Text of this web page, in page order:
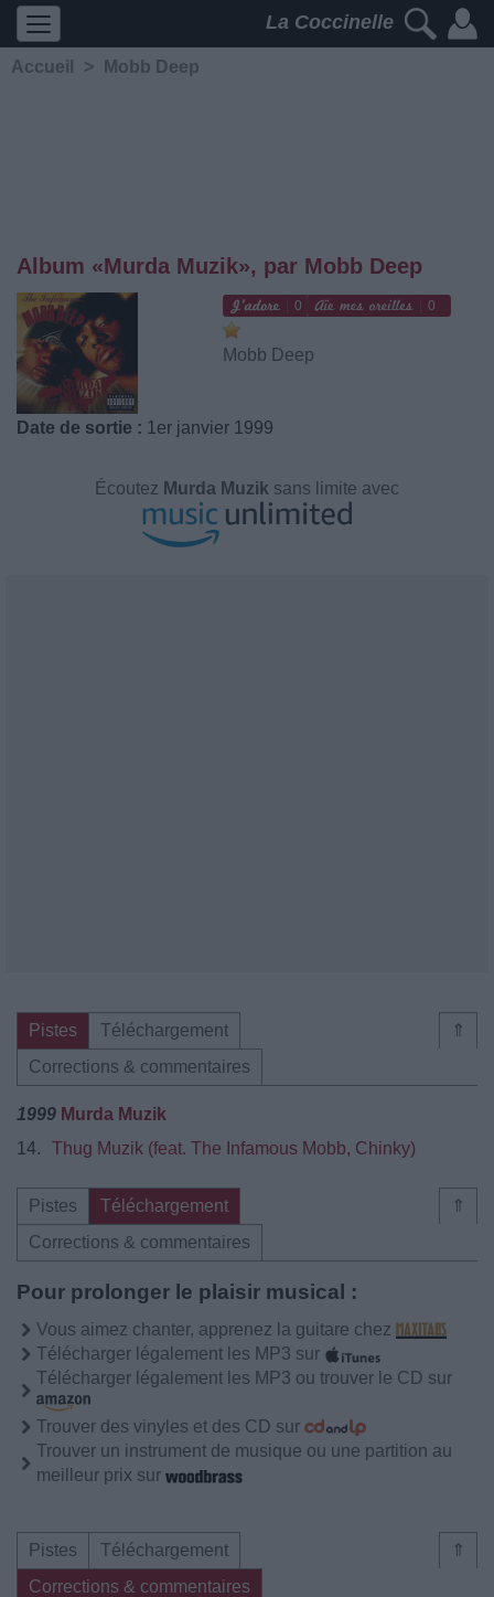
La Coccinelle
Accueil > Mobb Deep
Album «Murda Muzik», par Mobb Deep
0 0
Mobb Deep
Date de sortie : 1er janvier 1999
Écoutez Murda Muzik sans limite avec
⇑
Pistes
Téléchargement
Corrections & commentaires
1999 Murda Muzik
14.
Thug Muzik (feat. The Infamous Mobb, Chinky)
⇑
Pistes
Téléchargement
Corrections & commentaires
Pour prolonger le plaisir musical :
Vous aimez chanter, apprenez la guitare chez
Télécharger légalement les MP3 sur
Télécharger légalement les MP3 ou trouver le CD sur
Trouver des vinyles et des CD sur
Trouver un instrument de musique ou une partition au
meilleur prix sur
⇑
Pistes
Téléchargement
Corrections & commentaires